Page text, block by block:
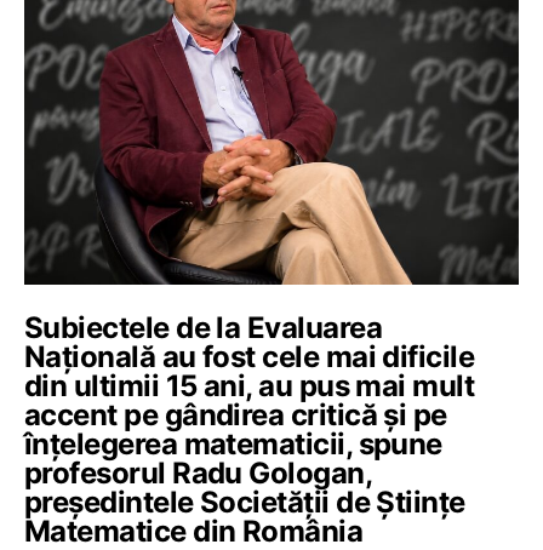
Subiectele de la Evaluarea
Națională au fost cele mai dificile
din ultimii 15 ani, au pus mai mult
accent pe gândirea critică și pe
înțelegerea matematicii, spune
profesorul Radu Gologan,
președintele Societății de Științe
Matematice din România